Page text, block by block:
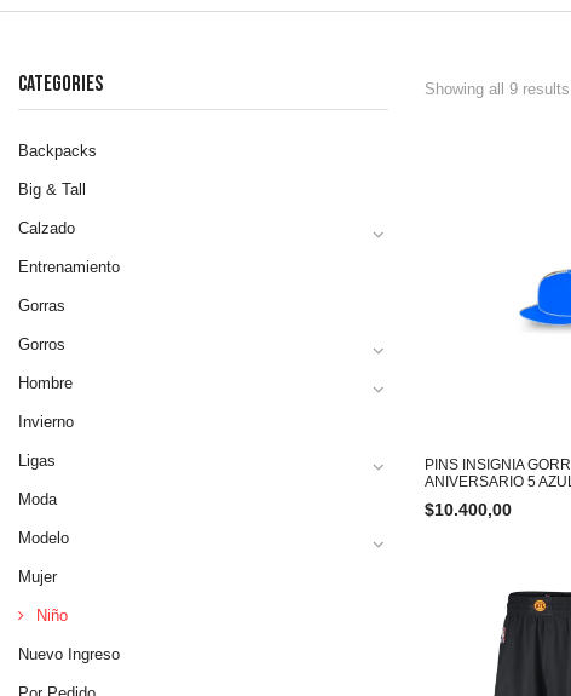
CATEGORIES
Backpacks
Big & Tall
Calzado
Entrenamiento
Gorras
Gorros
Hombre
Invierno
Ligas
Moda
Modelo
Mujer
Niño
Nuevo Ingreso
Showing all 9 results
PINS INSIGNIA
ANIVERSARIO 5
$10.400,00